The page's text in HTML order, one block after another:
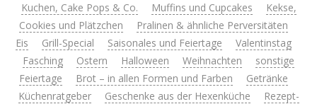
Kuchen, Cake Pops & Co.
Muffins und Cupcakes
Kekse,
Cookies und Plätzchen
Pralinen & ähnliche Perversitäten
Eis
Grill-Special Saisonales und Feiertage
Valentinstag
Fasching
Ostern Halloween Weihnachten
sonstige
Feiertage
Brot – in allen Formen und Farben
Getränke
Küchenratgeber
Geschenke aus der Hexenküche
Rezept-